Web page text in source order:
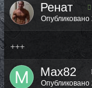
Ренат
Опубликовано
+++
Max82
Опубликовано